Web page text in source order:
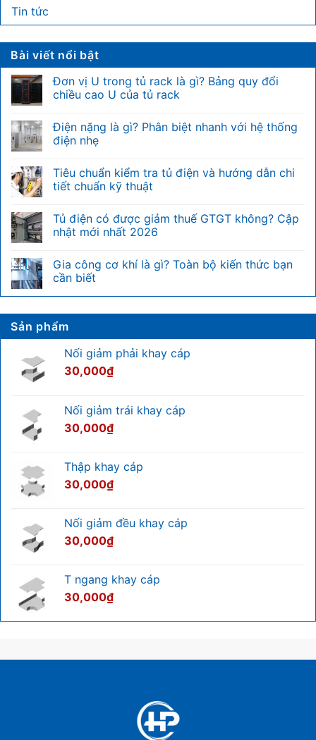
Tin tức
Bài viết nổi bật
Đơn vị U trong tủ rack là gì? Bảng quy đổi
chiều cao U của tủ rack
bình
luận
ở
U
trong
tủ
gì?
Bảng
quy
cao
U
của
Điện nặng là gì? Phân biệt nhanh với hệ thống
điện nhẹ
bình
luận
ở
là
gì?
Phân
với
hệ
thống
Tiêu chuẩn kiểm tra tủ điện và hướng dẫn chi
tiết chuẩn kỹ thuật
bình
luận
ở
kiểm
tra
tủ
dẫn
chi
tiết
chuẩn
thuật
Tủ điện có được giảm thuế GTGT không? Cập
nhật mới nhất 2026
bình
luận
ở
được
giảm
thuế
GTGT
không?
Cập
nhật
Gia công cơ khí là gì? Toàn bộ kiến thức bạn
cần biết
luận
ở
Gia
công
kiến
bạn
Sản phẩm
Nối giảm phải khay cáp
30,000₫
Nối giảm trái khay cáp
30,000₫
Thập khay cáp
30,000₫
Nối giảm đều khay cáp
30,000₫
T ngang khay cáp
30,000₫